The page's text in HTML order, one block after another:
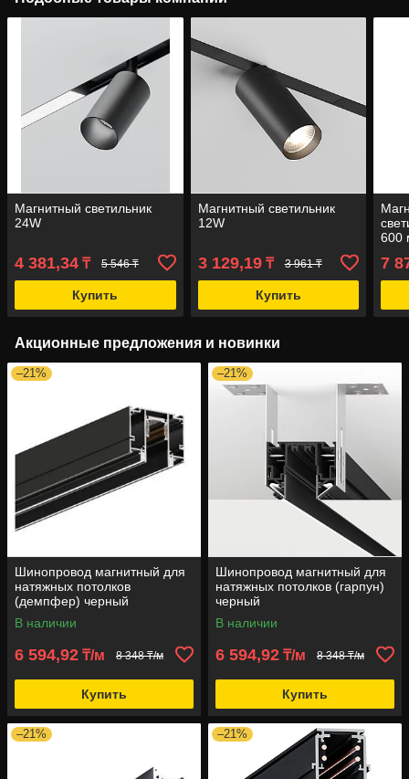
Магнитный светильник
24W
4 381,34 ₸ 5 546 ₸
Купить
Магнитный светильник
12W
3 129,19₸ 3 961 ₸
Купить
600
7
Акционные предложения и новинки
–21%
Шинопровод магнитный для
натяжных потолков
(демпфер) черный
В наличии
6 594,92 ₸/м 8 348 ₸/м
Купить
–21%
Шинопровод магнитный для
натяжных потолков (гарпун)
черный
В наличии
6 594,92 ₸/м 8 348 ₸/м
Купить
–21% –21%